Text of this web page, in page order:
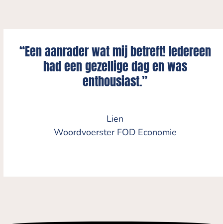
“Een aanrader wat mij betreft! Iedereen
had een gezellige dag en was
enthousiast.”
Lien
Woordvoerster FOD Economie